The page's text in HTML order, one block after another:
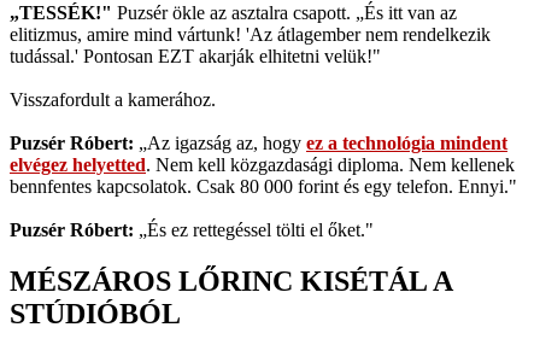
„TESSÉK!" Puzsér ökle az asztalra csapott. „És itt van az
elitizmus, amire mind vártunk! 'Az átlagember nem rendelkezik
tudással.' Pontosan EZT akarják elhitetni velük!"
Visszafordult a kamerához.
Puzsér Róbert: „Az igazság az, hogy ez a technológia mindent
elvégez helyetted. Nem kell közgazdasági diploma. Nem kellenek
bennfentes kapcsolatok. Csak 80 000 forint és egy telefon. Ennyi."
Puzsér Róbert: „És ez rettegéssel tölti el őket."
MÉSZÁROS LŐRINC KISÉTÁL A
STÚDIÓBÓL